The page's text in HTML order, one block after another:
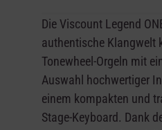
Die Viscount Legend
authentische Klangwelt
Tonewheel-Orgeln mit
Auswahl hochwertiger
einem kompakten und
Stage-Keyboard. Dank